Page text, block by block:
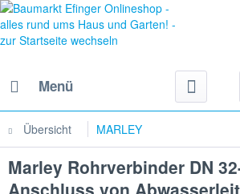
Menü
Übersicht MARLEY
Marley Rohrverbinder DN
Anschluss von